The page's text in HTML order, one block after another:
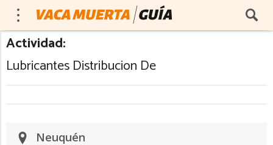
Actividad:
Lubricantes Distribucion De
Neuquén